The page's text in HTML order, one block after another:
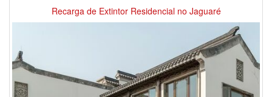
Recarga de Extintor Residencial no Jaguaré